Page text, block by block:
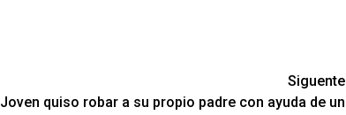
Siguente
Joven quiso robar a su propio padre con ayuda de un